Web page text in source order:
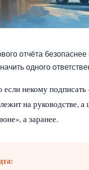
отчёта
одного
некому
на
а заранее.